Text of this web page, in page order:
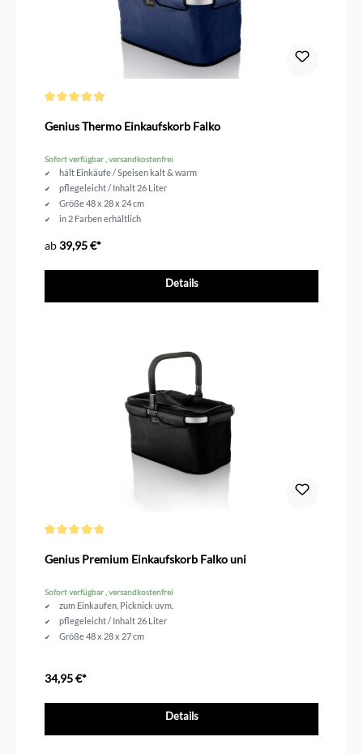
Genius Thermo Einkaufskorb Falko
Sofort verfügbar , versandkostenfrei
hält Einkäufe / Speisen kalt & warm
pflegeleicht / Inhalt 26 Liter
Größe 48 x 28 x 24 cm
in 2 Farben erhältlich
ab39,95 €*
Details
Genius Premium Einkaufskorb Falko uni
Sofort verfügbar , versandkostenfrei
zum Einkaufen, Picknick uvm.
pflegeleicht / Inhalt 26 Liter
Größe 48 x 28 x 27 cm
34,95 €*
Details